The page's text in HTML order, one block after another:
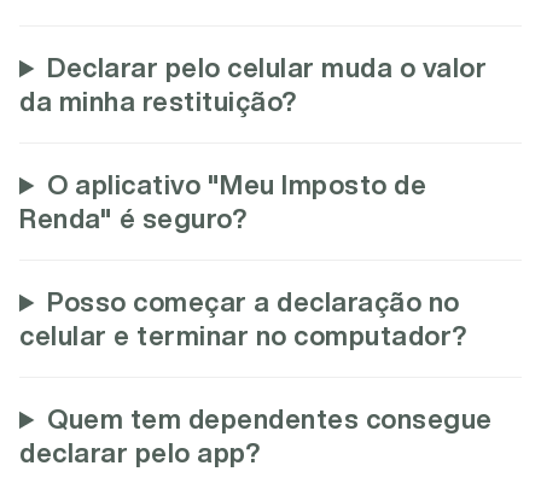
Declarar pelo celular muda o valor
da minha restituição?
O aplicativo "Meu Imposto de
Renda" é seguro?
Posso começar a declaração no
celular e terminar no computador?
Quem tem dependentes consegue
declarar pelo app?